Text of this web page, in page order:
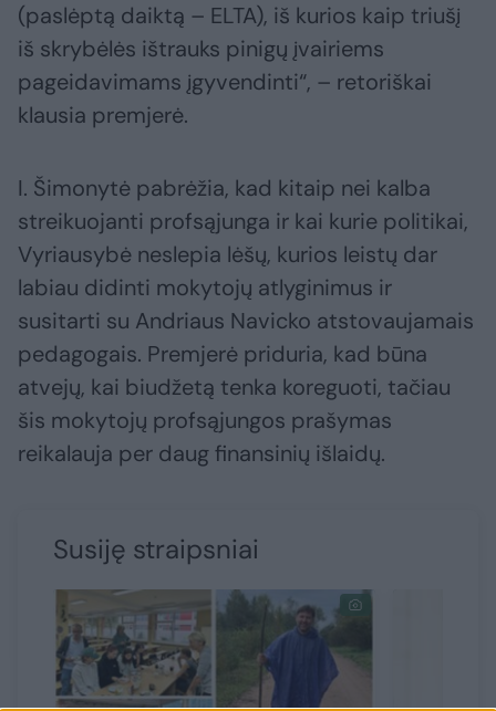
(paslėptą daiktą – ELTA), iš kurios kaip triušį
iš skrybėlės ištrauks pinigų įvairiems
pageidavimams įgyvendinti“, – retoriškai
klausia premjerė.
I. Šimonytė pabrėžia, kad kitaip nei kalba
streikuojanti profsąjunga ir kai kurie politikai,
Vyriausybė neslepia lėšų, kurios leistų dar
labiau didinti mokytojų atlyginimus ir
susitarti su Andriaus Navicko atstovaujamais
pedagogais. Premjerė priduria, kad būna
atvejų, kai biudžetą tenka koreguoti, tačiau
šis mokytojų profsąjungos prašymas
reikalauja per daug finansinių išlaidų.
Susiję straipsniai